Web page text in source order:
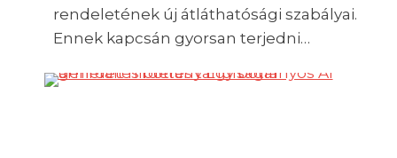
rendeletének új átláthatósági szabályai.
Ennek kapcsán gyorsan terjedni…